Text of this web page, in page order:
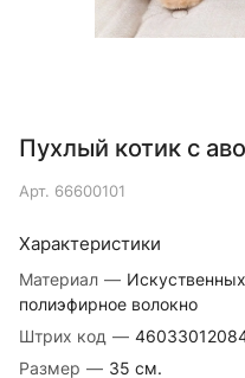
Пухлый котик с
Арт. 66600101
Характеристики
Материал —
полиэфирное волокно
Штрих код —
Размер — 35 см.